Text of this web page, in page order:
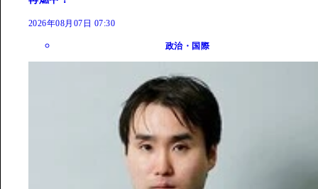
2026年08月07日 07:30
政治・国際